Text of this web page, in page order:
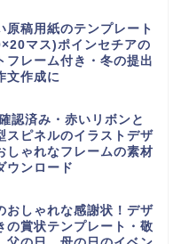
原稿用紙のテンプレート
マス)ポインセチアの
フレーム付き・冬の提出
文作成に
認済み・赤いリボンと
スピネルのイラストデザ
しゃれなフレームの素材
ウンロード
おしゃれな感謝状！デザ
の賞状テンプレート・敬